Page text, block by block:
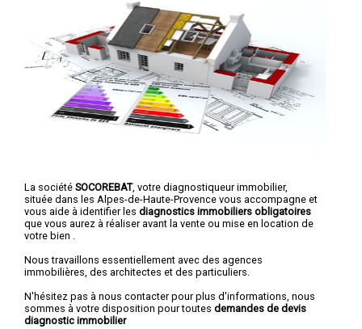
La société SOCOREBAT, votre diagnostiqueur immobilier,
située dans les Alpes-de-Haute-Provence vous accompagne et
vous aide à identifier les diagnostics immobiliers obligatoires
que vous aurez à réaliser avant la vente ou mise en location de
votre bien .
Nous travaillons essentiellement avec des agences
immobilières, des architectes et des particuliers.
N'hésitez pas à nous contacter pour plus d'informations, nous
sommes à votre disposition pour toutes demandes de devis
diagnostic immobilier